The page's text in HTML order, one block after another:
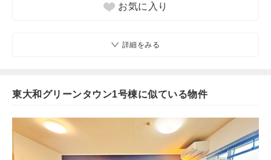
お気に入り
詳細をみる
東大和グリーンタウン1号棟に似ている物件